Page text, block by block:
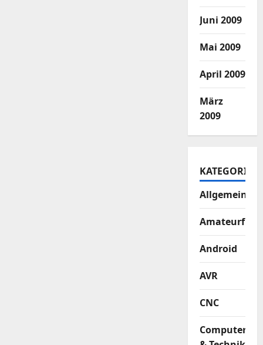
Juni 2009
Mai 2009
April 2009
März
2009
KATEGORIEN
Allgemein
Amateurfunk
Android
AVR
CNC
Computer